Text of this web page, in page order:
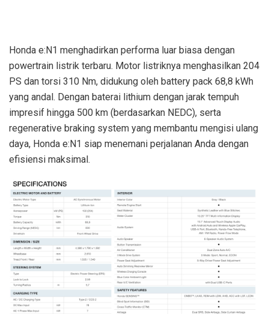
Honda e:N1 menghadirkan performa luar biasa dengan
powertrain listrik terbaru. Motor listriknya menghasilkan 204
PS dan torsi 310 Nm, didukung oleh battery pack 68,8 kWh
yang andal. Dengan baterai lithium dengan jarak tempuh
impresif hingga 500 km (berdasarkan NEDC), serta
regenerative braking system yang membantu mengisi ulang
daya, Honda e:N1 siap menemani perjalanan Anda dengan
efisiensi maksimal.